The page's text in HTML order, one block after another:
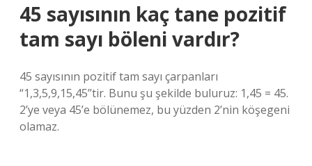
45 sayısının kaç tane pozitif
tam sayı böleni vardır?
45 sayısının pozitif tam sayı çarpanları
“1,3,5,9,15,45”tir. Bunu şu şekilde buluruz: 1,45 = 45.
2’ye veya 45’e bölünemez, bu yüzden 2’nin köşegeni
olamaz.